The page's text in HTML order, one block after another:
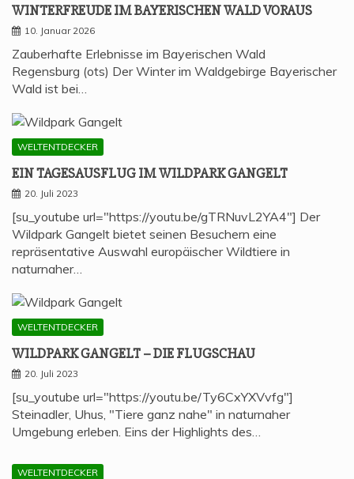
WIN­TER­FREU­DE IM BAYE­RI­SCHEN WALD VORAUS
10. Januar 2026
Zauberhafte Erlebnisse im Bayerischen Wald
Regensburg (ots) Der Winter im Waldgebirge Bayerischer
Wald ist bei…
WELTENTDECKER
EIN TAGES­AUS­FLUG IM WILD­PARK GANGELT
20. Juli 2023
[su_youtube url="https://youtu.be/gTRNuvL2YA4"] Der
Wildpark Gangelt bietet seinen Besuchern eine
repräsentative Auswahl europäischer Wildtiere in
naturnaher…
WELTENTDECKER
WILD­PARK GAN­GELT – DIE FLUGSCHAU
20. Juli 2023
[su_youtube url="https://youtu.be/Ty6CxYXVvfg"]
Steinadler, Uhus, "Tiere ganz nahe" in naturnaher
Umgebung erleben. Eins der Highlights des…
WELTENTDECKER